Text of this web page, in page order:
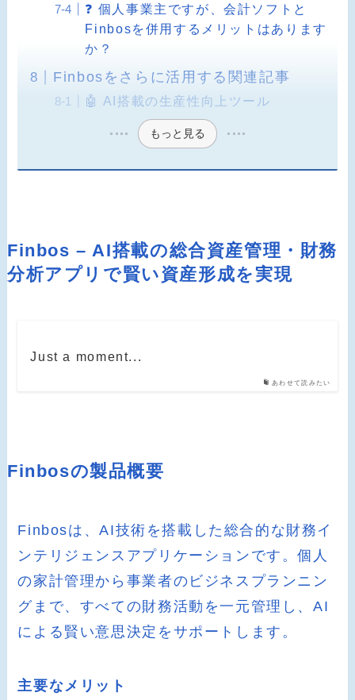
❓ 個人事業主ですが、会計ソフトと
Finbosを併用するメリットはあります
か？
Finbosをさらに活用する関連記事
🤖 AI搭載の生産性向上ツール
もっと見る
Finbos – AI搭載の総合資産管理・財務
分析アプリで賢い資産形成を実現
あわせて読みたい
Just a moment...
Finbosの製品概要
Finbosは、AI技術を搭載した総合的な財務イ
ンテリジェンスアプリケーションです。個人
の家計管理から事業者のビジネスプランニン
グまで、すべての財務活動を一元管理し、AI
による賢い意思決定をサポートします。
主要なメリット